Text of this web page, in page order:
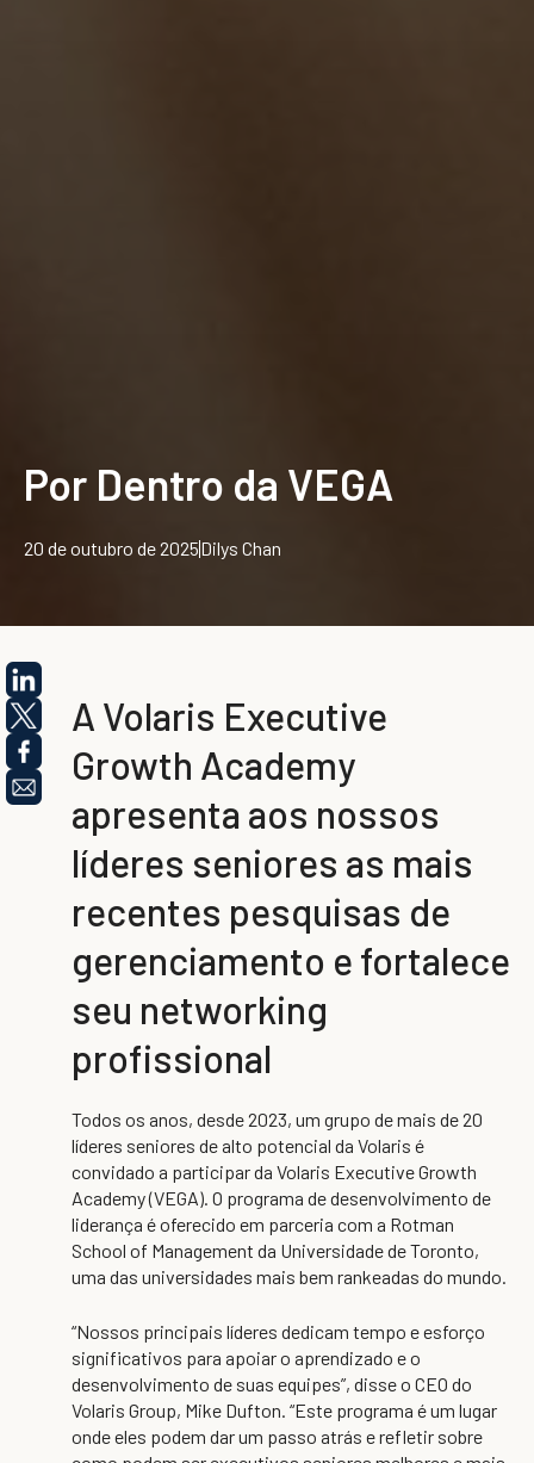
Por Dentro da VEGA
20 de outubro de 2025Dilys Chan
A Volaris Executive
Growth Academy
apresenta aos nossos
líderes seniores as mais
recentes pesquisas de
gerenciamento e fortalece
seu networking
profissional
Todos os anos, desde 2023, um grupo de mais de 20
líderes seniores de alto potencial da Volaris é
convidado a participar da Volaris Executive Growth
Academy (VEGA). O programa de desenvolvimento de
liderança é oferecido em parceria com a Rotman
School of Management da Universidade de Toronto,
uma das universidades mais bem rankeadas do mundo.
“Nossos principais líderes dedicam tempo e esforço
significativos para apoiar o aprendizado e o
desenvolvimento de suas equipes”, disse o CEO do
Volaris Group, Mike Dufton. “Este programa é um lugar
onde eles podem dar um passo atrás e refletir sobre